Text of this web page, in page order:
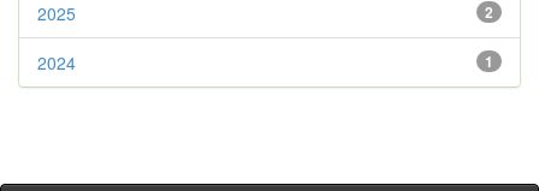
2
2025
1
2024